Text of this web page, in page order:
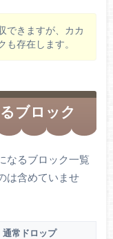
できますが、カカ
も存在します。
ブロック
なるブロック一覧
は含めていませ
通常ドロップ